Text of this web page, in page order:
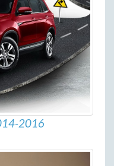
2016